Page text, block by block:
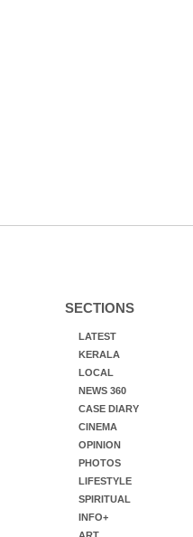
SECTIONS
LATEST
KERALA
LOCAL
NEWS 360
CASE DIARY
CINEMA
OPINION
PHOTOS
LIFESTYLE
SPIRITUAL
INFO+